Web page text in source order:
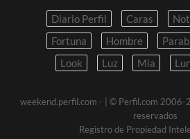
Diario Perfil Caras
Fortuna
Hombre
Look
Luz Mia
weekend.perfil.com -
| © Perfil.com 2006-
reservados
Registro de Propiedad